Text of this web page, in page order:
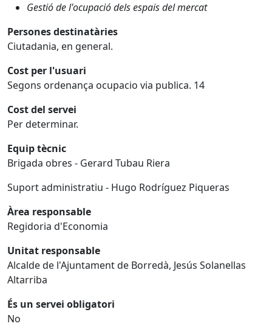
Gestió de l'ocupació dels espais del mercat
Persones destinatàries
Ciutadania, en general.
Cost per l'usuari
Segons ordenança ocupacio via publica. 14
Cost del servei
Per determinar.
Equip tècnic
Brigada obres - Gerard Tubau Riera
Suport administratiu - Hugo Rodríguez Piqueras
Àrea responsable
Regidoria d'Economia
Unitat responsable
Alcalde de l'Ajuntament de Borredà, Jesús Solanellas
Altarriba
És un servei obligatori
No